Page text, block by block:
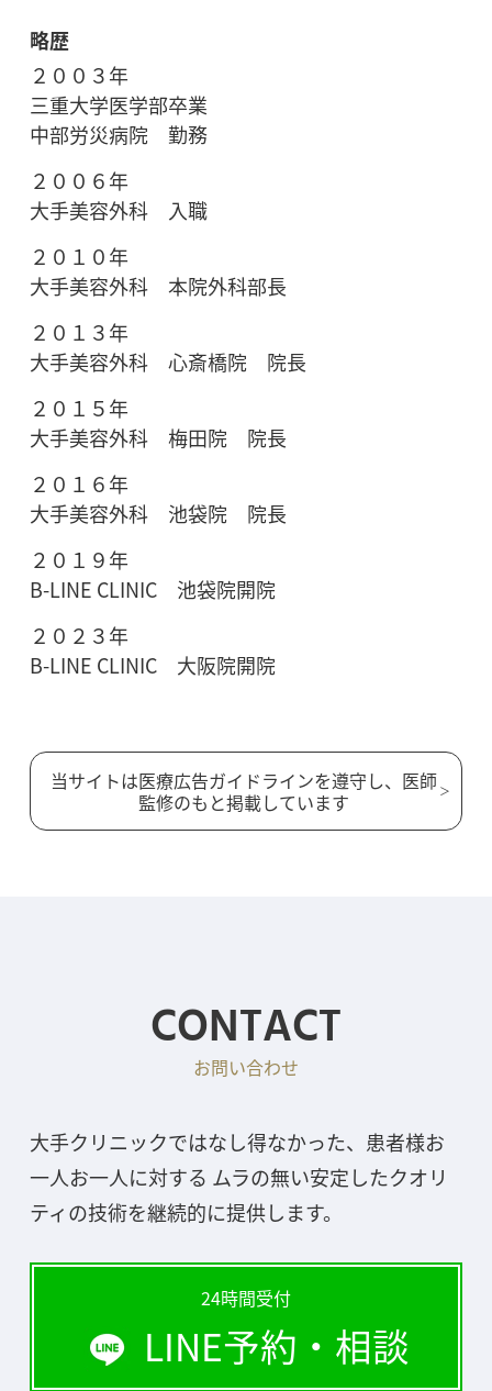
略歴
２００３年
三重大学医学部卒業
中部労災病院 勤務
２００６年
大手美容外科 入職
２０１０年
大手美容外科 本院外科部長
２０１３年
大手美容外科 心斎橋院 院長
２０１５年
大手美容外科 梅田院 院長
２０１６年
大手美容外科 池袋院 院長
２０１９年
B-LINE CLINIC 池袋院開院
２０２３年
B-LINE CLINIC 大阪院開院
当サイトは医療広告ガイドラインを遵守し、医師
監修のもと掲載しています
CONTACT
お問い合わせ
大手クリニックではなし得なかった、患者様お
一人お一人に対する ムラの無い安定したクオリ
ティの技術を継続的に提供します。
24時間受付
LINE予約・相談